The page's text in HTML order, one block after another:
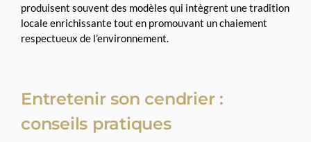
produisent souvent des modèles qui intègrent une tradition
locale enrichissante tout en promouvant un chaiement
respectueux de l’environnement.
Entretenir son cendrier :
conseils pratiques